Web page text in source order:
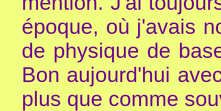
époque, où j'avais
de physique de
Bon aujourd'hui
plus que comme